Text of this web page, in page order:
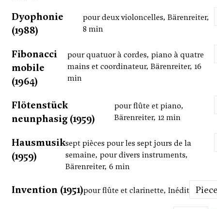
Dyophonie
(1988)
pour deux violoncelles, Bärenreiter,
8 min
Fibonacci
mobile
(1964)
pour quatuor à cordes, piano à quatre
mains et coordinateur, Bärenreiter, 16
min
Flötenstück
neunphasig (1959)
pour flûte et piano,
Bärenreiter, 12 min
Hausmusik
(1959)
sept pièces pour les sept jours de la
semaine, pour divers instruments,
Bärenreiter, 6 min
Invention (1951)pour flûte et clarinette, Inédit